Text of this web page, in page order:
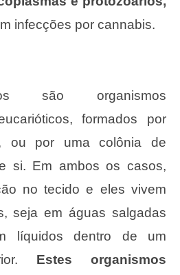
infecções por cannabis.
são organismos
formados por
ou por uma colônia de
si. Em ambos os casos,
no tecido e eles vivem
seja em águas salgadas
líquidos dentro de um
Estes organismos